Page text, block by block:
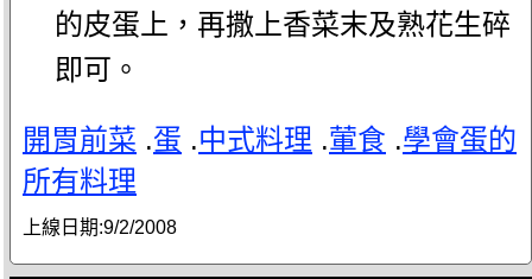
的皮蛋上，再撒上香菜末及熟花生碎
即可。
開胃前菜 .蛋 .中式料理 .葷食 .學會蛋的
所有料理
上線日期:9/2/2008